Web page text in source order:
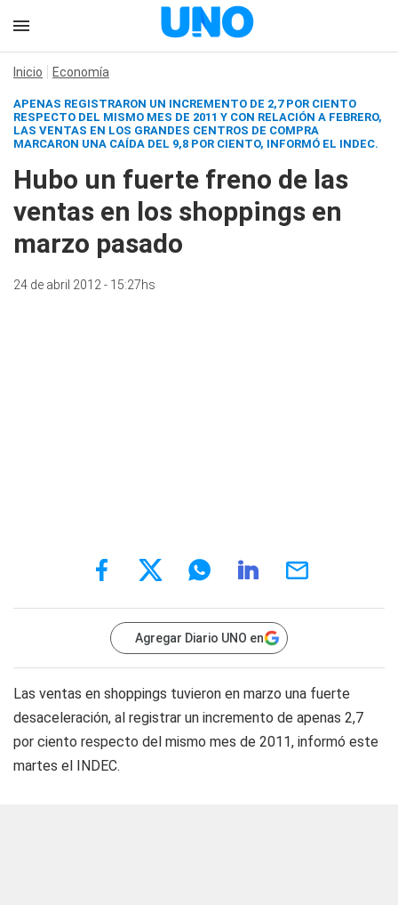
Inicio Economía
APENAS REGISTRARON UN INCREMENTO DE 2,7 POR CIENTO
RESPECTO DEL MISMO MES DE 2011 Y CON RELACIÓN A FEBRERO,
LAS VENTAS EN LOS GRANDES CENTROS DE COMPRA
MARCARON UNA CAÍDA DEL 9,8 POR CIENTO, INFORMÓ EL INDEC.
Hubo un fuerte freno de las
ventas en los shoppings en
marzo pasado
24 de abril 2012 - 15:27hs
Agregar Diario UNO en
Las ventas en shoppings tuvieron en marzo una fuerte
desaceleración, al registrar un incremento de apenas 2,7
por ciento respecto del mismo mes de 2011, informó este
martes el INDEC.